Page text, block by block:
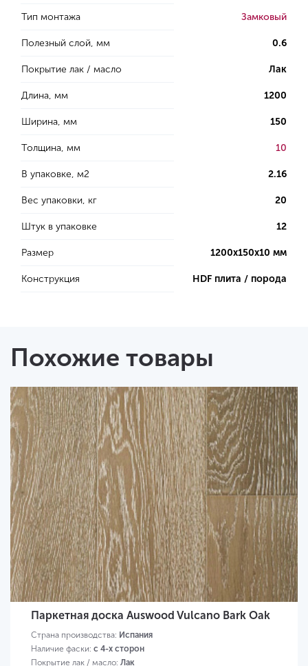
Тип монтажа Замковый
Полезный слой, мм 0.6
Покрытие лак / масло Лак
Длина, мм 1200
Ширина, мм 150
Толщина, мм 10
В упаковке, м2 2.16
Вес упаковки, кг 20
Штук в упаковке 12
Размер 1200х150х10 мм
Конструкция HDF плита / порода
Похожие товары
Паркетная доска Auswood Vulcano Bark Oak
Страна производства: Испания
Наличие фаски: с 4-х сторон
Покрытие лак / масло: Лак